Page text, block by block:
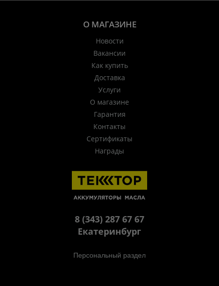
О МАГАЗИНЕ
Новости
Вакансии
Как купить
Доставка
Услуги
О магазине
Гарантия
Контакты
Сертификаты
Награды
8 (343) 287 67 67
Екатеринбург
Персональный раздел